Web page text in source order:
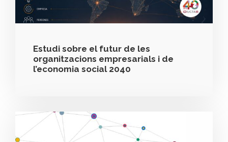
Estudi sobre el futur de les
organitzacions empresarials i de
l’economia social 2040